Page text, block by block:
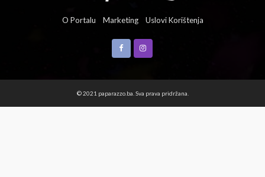
O Portalu Marketing Uslovi Korištenja
© 2021 paparazzo.ba. Sva prava pridržana.